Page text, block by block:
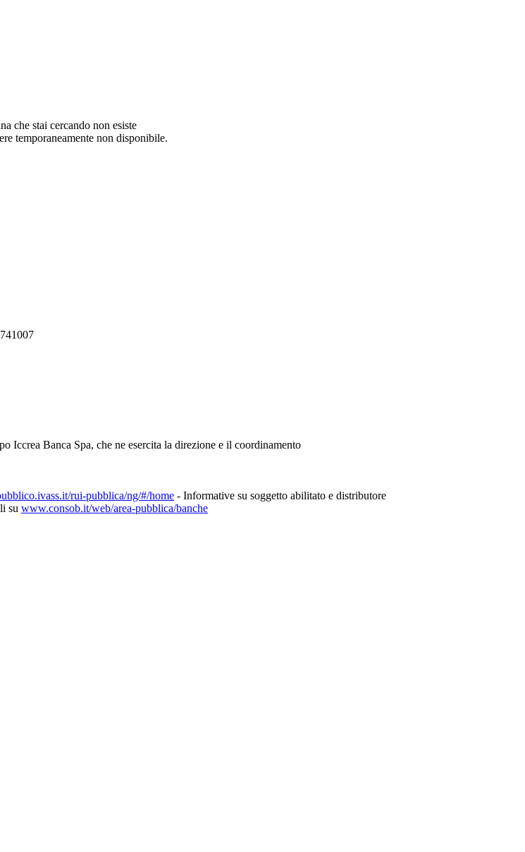
che stai cercando non esiste
temporaneamente non disponibile.
Iccrea Banca Spa, che ne esercita la direzione e il coordinamento
rui-pubblica/ng/#/home - Informative su soggetto abilitato e distributore
su www.consob.it/web/area-pubblica/banche